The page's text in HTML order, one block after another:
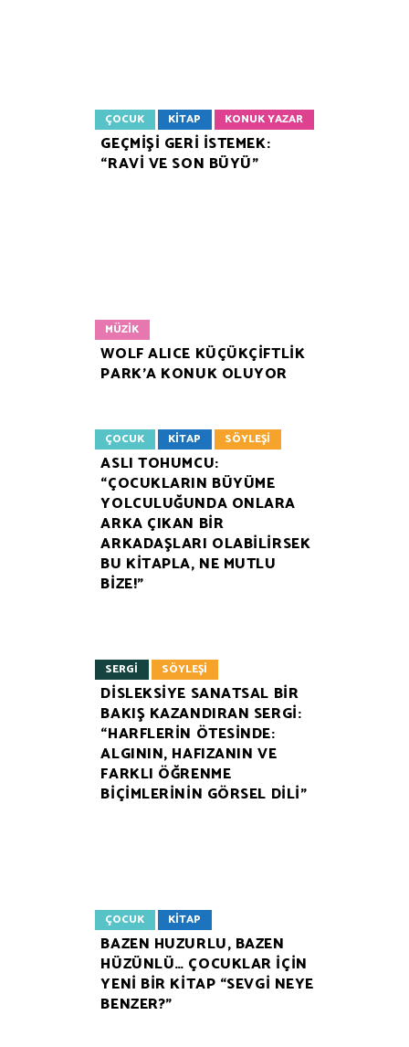
ÇOCUK KITAP KONUK YAZAR
GEÇMİŞİ GERİ İSTEMEK:
“RAVİ VE SON BÜYÜ”
MÜZIK
WOLF ALICE KÜÇÜKÇİFTLİK
PARK’A KONUK OLUYOR
ÇOCUK KITAP SÖYLEŞI
ASLI TOHUMCU:
“ÇOCUKLARIN BÜYÜME
YOLCULUĞUNDA ONLARA
ARKA ÇIKAN BİR
ARKADAŞLARI OLABİLİRSEK
BU KİTAPLA, NE MUTLU
BİZE!”
SERGI SÖYLEŞI
DİSLEKSİYE SANATSAL BİR
BAKIŞ KAZANDIRAN SERGİ:
“HARFLERİN ÖTESİNDE:
ALGININ, HAFIZANIN VE
FARKLI ÖĞRENME
BİÇİMLERİNİN GÖRSEL DİLİ”
ÇOCUK KITAP
BAZEN HUZURLU, BAZEN
HÜZÜNLÜ… ÇOCUKLAR İÇİN
YENİ BİR KİTAP “SEVGİ NEYE
BENZER?”